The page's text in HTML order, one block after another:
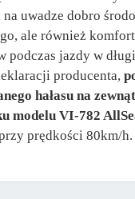
na uwadze dobro
ale również
podczas jazdy w
producenta,
hałasu na
modelu VI-782
prędkości 80km/h.